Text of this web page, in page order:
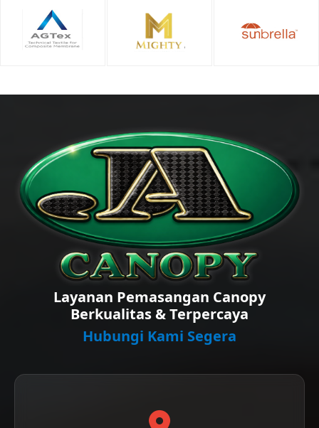
Layanan Pemasangan Canopy
Berkualitas & Terpercaya
Hubungi Kami Segera